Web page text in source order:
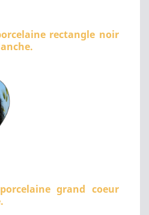
rectangle noir
grand coeur